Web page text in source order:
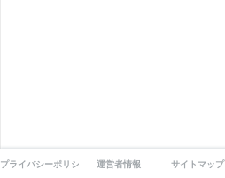
プライバシーポリシー 運営者情報 サイトマップ